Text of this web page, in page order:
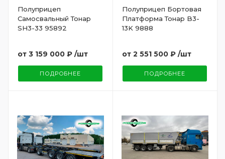
Полуприцеп
Самосвальный Тонар
SH3-33 95892
от 3 159 000 ₽ /шт
ПОДРОБНЕЕ
Полуприцеп Бортовая
Платформа Тонар B3-
13K 9888
от 2 551 500 ₽ /шт
ПОДРОБНЕЕ